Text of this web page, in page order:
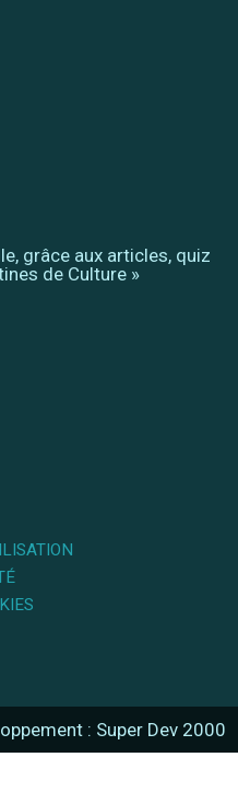
grâce aux articles, quiz
de Culture »
: Super Dev 2000